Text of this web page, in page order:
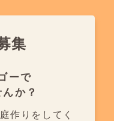
集
ーで
か？
作りを してく